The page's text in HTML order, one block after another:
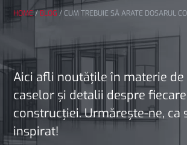
Aici afli noutățile în materie
caselor și detalii despre
construcției. Urmărește-ne, ca
inspirat!
HOME/BLOG / CUM TREBUIE SĂ ARATE DOSARUL